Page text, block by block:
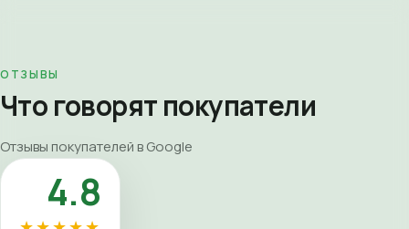
ОТЗЫВЫ
Что говорят покупатели
Отзывы покупателей в Google
4.8